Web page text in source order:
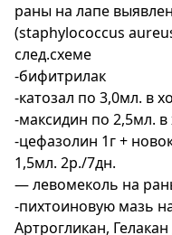
раны на лапе
(staphylococcus
след.схеме
-бифитрилак
-катозал по 3,0мл. в
-максидин по 2,5мл. в
-цефазолин 1г +
1,5мл. 2р./7дн.
— левомеколь на
-пихтоиновую мазь
Артрогликан,